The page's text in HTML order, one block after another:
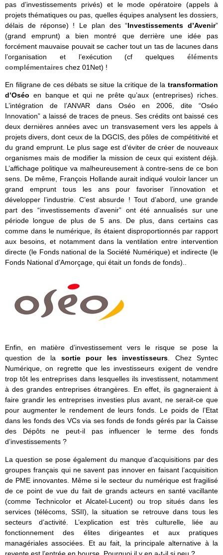
pas d’investissements privés) et le mode opératoire (appels à
projets thématiques ou pas, quelles équipes analysent les dossiers,
délais de réponse) ! Le plan des “Investissements d’Avenir”
(grand emprunt) a bien montré que derrière une idée pas
forcément mauvaise pouvait se cacher tout un tas de lacunes dans
l’organisation et l’exécution (cf quelques éléments
complémentaires chez 01Net) !
En filigrane de ces débats se situe la critique de la transformation
d’Oséo en banque et qui ne prête qu’aux (entreprises) riches.
L’intégration de l’ANVAR dans Oséo en 2006, dite “Oséo
Innovation” a laissé de traces de pneus. Ses crédits ont baissé ces
deux dernières années avec un transvasement vers les appels à
projets divers, dont ceux de la DGCIS, des pôles de compétitivité et
du grand emprunt. Le plus sage est d’éviter de créer de nouveaux
organismes mais de modifier la mission de ceux qui existent déjà.
L’affichage politique va malheureusement à contre-sens de ce bon
sens. De même, François Hollande aurait indiqué vouloir lancer un
grand emprunt tous les ans pour favoriser l’innovation et
développer l’industrie. C’est absurde ! Tout d’abord, une grande
part des “investissements d’avenir” ont été annualisés sur une
période longue de plus de 5 ans. De plus, dans certains cas
comme dans le numérique, ils étaient disproportionnés par rapport
aux besoins, et notamment dans la ventilation entre intervention
directe (le Fonds national de la Société Numérique) et indirecte (le
Fonds National d’Amorçage, qui était un fonds de fonds)..
Enfin, en matière d’investissement vers le risque se pose la
question de la sortie pour les investisseurs. Chez Syntec
Numérique, on regrette que les investisseurs exigent de vendre
trop tôt les entreprises dans lesquelles ils investissent, notamment
à des grandes entreprises étrangères. En effet, ils gagneraient à
faire grandir les entreprises investies plus avant, ne serait-ce que
pour augmenter le rendement de leurs fonds. Le poids de l’Etat
dans les fonds des VCs via ses fonds de fonds gérés par la Caisse
des Dépôts ne peut-il pas influencer le terme des fonds
d’investissements ?
La question se pose également du manque d’acquisitions par des
groupes français qui ne savent pas innover en faisant l’acquisition
de PME innovantes. Même si le secteur du numérique est fragilisé
de ce point de vue du fait de grands acteurs en santé vacillante
(comme Technicolor et Alcatel-Lucent) ou trop situés dans les
services (télécoms, SSII), la situation se retrouve dans tous les
secteurs d’activité. L’explication est très culturelle, liée au
fonctionnement des élites dirigeantes et aux pratiques
managériales associées. Et au fait, la principale alternative à la
revente est l’entrée en bourse. Pourquoi il y en a-t-il si peu ?